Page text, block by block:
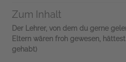
Zum Inhalt
Der Lehrer, von dem du gerne
Eltern wären froh gewesen,
gehabt)